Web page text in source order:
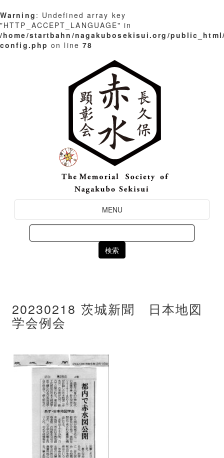
Warning : Undefined array key
"HTTP_ACCEPT_LANGUAGE" in
/home/startbahn/nagakubosekisui.org/
config.php on line 78
Toggle
Navigation
MENU
Search
for:
20230218 茨城新聞 日本地図
学会例会